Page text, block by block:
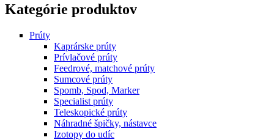
Kategórie produktov
Prúty
Kaprárske prúty
Prívlačové prúty
Feedrové, matchové prúty
Sumcové prúty
Spomb, Spod, Marker
Specialist prúty
Teleskopické prúty
Náhradné špičky, nástavce
Izotopy do udíc